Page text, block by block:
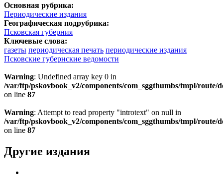
Основная рубрика:
Периодические издания
Географическая подрубрика:
Псковская губерния
Ключевые слова:
газеты периодическая печать периодические издания
Псковские губернские ведомости
Warning: Undefined array key 0 in
/var/ftp/pskovbook_v2/components/com_sggthumbs/tmpl/route/
on line 87
Warning: Attempt to read property "introtext" on null in
/var/ftp/pskovbook_v2/components/com_sggthumbs/tmpl/route/
on line 87
Другие издания